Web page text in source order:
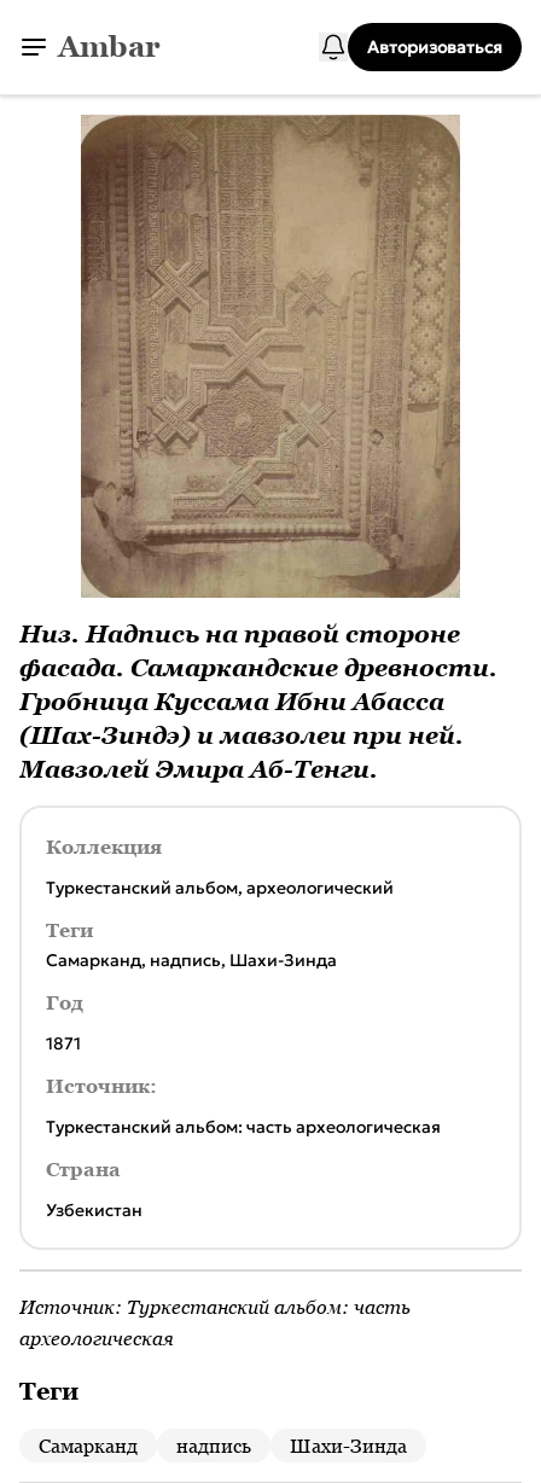
Ambar Авторизоваться
Низ. Надпись на правой стороне
фасада. Самаркандские древности.
Гробница Куссама Ибни Абасса
(Шах-Зиндэ) и мавзолеи при ней.
Мавзолей Эмира Аб-Тенги.
Коллекция
Туркестанский альбом, археологический
Теги
Самарканд, надпись, Шахи-Зинда
Год
1871
Источник:
Туркестанский альбом: часть археологическая
Страна
Узбекистан
Источник: Туркестанский альбом: часть
археологическая
Теги
Самарканд надпись Шахи-Зинда